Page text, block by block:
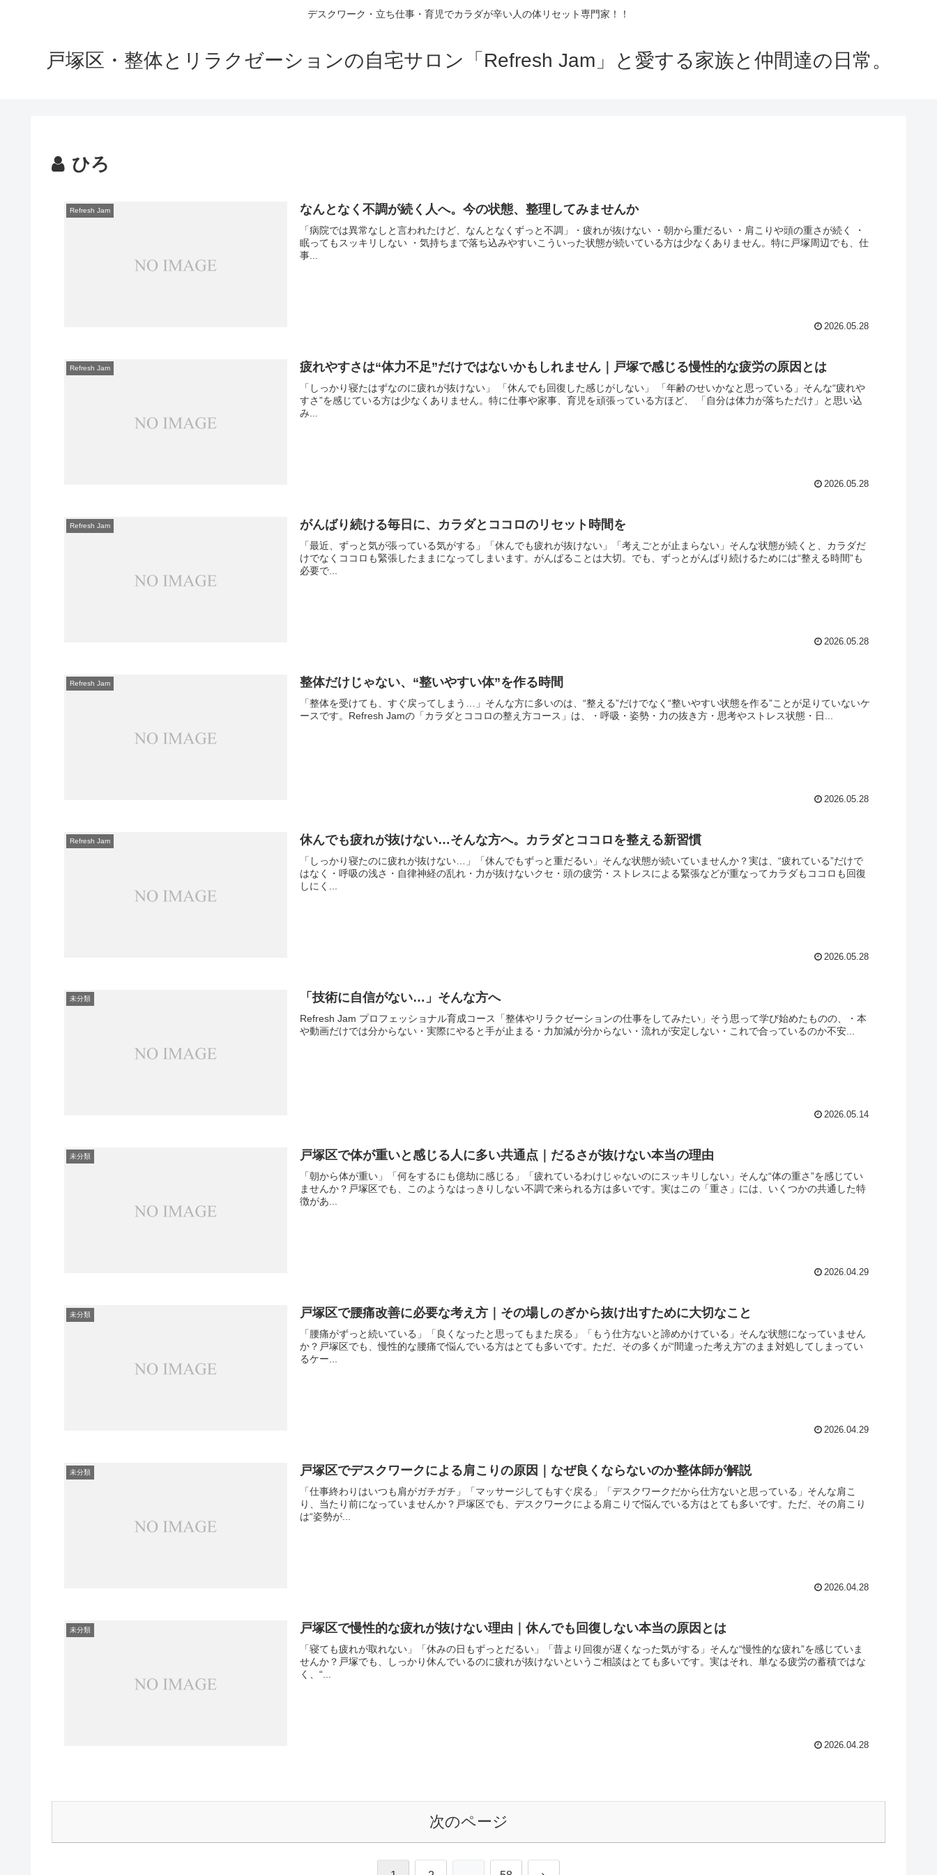
デスクワーク・立ち仕事・育児でカラダが辛い人の体リセット専門家！！
戸塚区・整体とリラクゼーションの自宅サロン「Refresh Jam」と愛する家族と仲間達の日常。
ひろ
Refresh Jam なんとなく不調が続く人へ。今の状態、整理してみませんか
「病院では異常なしと言われたけど、なんとなくずっと不調」・疲れが抜けない ・朝から重だるい ・肩こりや頭の重さが続く ・
眠ってもスッキリしない ・気持ちまで落ち込みやすいこういった状態が続いている方は少なくありません。特に戸塚周辺でも、仕
事...
2026.05.28
Refresh Jam 疲れやすさは“体力不足”だけではないかもしれません｜戸塚で感じる慢性的な疲労の原因とは
「しっかり寝たはずなのに疲れが抜けない」 「休んでも回復した感じがしない」 「年齢のせいかなと思っている」そんな“疲れや
すさ”を感じている方は少なくありません。特に仕事や家事、育児を頑張っている方ほど、 「自分は体力が落ちただけ」と思い込
み...
2026.05.28
Refresh Jam がんばり続ける毎日に、カラダとココロのリセット時間を
「最近、ずっと気が張っている気がする」「休んでも疲れが抜けない」「考えごとが止まらない」そんな状態が続くと、カラダだ
けでなくココロも緊張したままになってしまいます。がんばることは大切。でも、ずっとがんばり続けるためには“整える時間”も
必要で...
2026.05.28
Refresh Jam 整体だけじゃない、“整いやすい体”を作る時間
「整体を受けても、すぐ戻ってしまう…」そんな方に多いのは、“整える”だけでなく“整いやすい状態を作る”ことが足りていないケ
ースです。Refresh Jamの「カラダとココロの整え方コース」は、・呼吸・姿勢・力の抜き方・思考やストレス状態・日...
2026.05.28
Refresh Jam 休んでも疲れが抜けない…そんな方へ。カラダとココロを整える新習慣
「しっかり寝たのに疲れが抜けない…」「休んでもずっと重だるい」そんな状態が続いていませんか？実は、“疲れている”だけで
はなく・呼吸の浅さ・自律神経の乱れ・力が抜けないクセ・頭の疲労・ストレスによる緊張などが重なってカラダもココロも回復
しにく...
2026.05.28
未分類 「技術に自信がない…」そんな方へ
Refresh Jam プロフェッショナル育成コース「整体やリラクゼーションの仕事をしてみたい」そう思って学び始めたものの、・本
や動画だけでは分からない・実際にやると手が止まる・力加減が分からない・流れが安定しない・これで合っているのか不安...
2026.05.14
未分類 戸塚区で体が重いと感じる人に多い共通点｜だるさが抜けない本当の理由
「朝から体が重い」「何をするにも億劫に感じる」「疲れているわけじゃないのにスッキリしない」そんな“体の重さ”を感じてい
ませんか？戸塚区でも、このようなはっきりしない不調で来られる方は多いです。実はこの「重さ」には、いくつかの共通した特
徴があ...
2026.04.29
未分類 戸塚区で腰痛改善に必要な考え方｜その場しのぎから抜け出すために大切なこと
「腰痛がずっと続いている」「良くなったと思ってもまた戻る」「もう仕方ないと諦めかけている」そんな状態になっていません
か？戸塚区でも、慢性的な腰痛で悩んでいる方はとても多いです。ただ、その多くが“間違った考え方”のまま対処してしまってい
るケー...
2026.04.29
未分類 戸塚区でデスクワークによる肩こりの原因｜なぜ良くならないのか整体師が解説
「仕事終わりはいつも肩がガチガチ」「マッサージしてもすぐ戻る」「デスクワークだから仕方ないと思っている」そんな肩こ
り、当たり前になっていませんか？戸塚区でも、デスクワークによる肩こりで悩んでいる方はとても多いです。ただ、その肩こり
は“姿勢が...
2026.04.28
未分類 戸塚区で慢性的な疲れが抜けない理由｜休んでも回復しない本当の原因とは
「寝ても疲れが取れない」「休みの日もずっとだるい」「昔より回復が遅くなった気がする」そんな“慢性的な疲れ”を感じていま
せんか？戸塚でも、しっかり休んでいるのに疲れが抜けないというご相談はとても多いです。実はそれ、単なる疲労の蓄積ではな
く、“...
2026.04.28
次のページ